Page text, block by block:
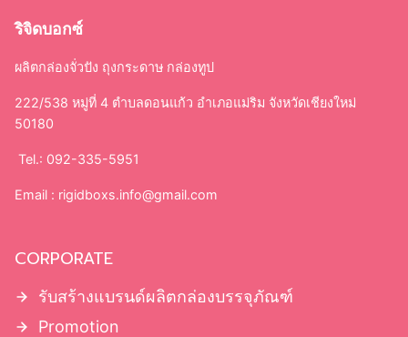
ริจิดบอกซ์
ผลิตกล่องจั่วปัง ถุงกระดาษ กล่องทูป
222/538 หมู่ที่ 4 ตำบลดอนแก้ว อำเภอแม่ริม จังหวัดเชียงใหม่
50180
Tel.: 092-335-5951
Email : rigidboxs.info@gmail.com
CORPORATE
รับสร้างแบรนด์ผลิตกล่องบรรจุภัณฑ์
Promotion